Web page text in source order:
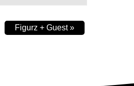
Figurz + Guest»